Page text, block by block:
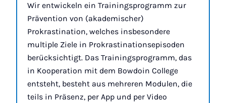
Wir entwickeln ein Trainingsprogramm zur
Prävention von (akademischer)
Prokrastination, welches insbesondere
multiple Ziele in Prokrastinationsepisoden
berücksichtigt. Das Trainingsprogramm, das
in Kooperation mit dem Bowdoin College
entsteht, besteht aus mehreren Modulen, die
teils in Präsenz, per App und per Video